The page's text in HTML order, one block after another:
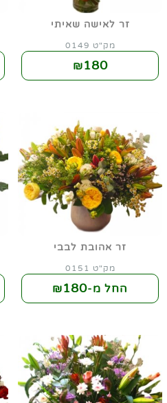
זר לאישה שאיתי
מק"ט 0149
₪180
זר אהובת לבבי
מק"ט 0151
החל מ-₪180